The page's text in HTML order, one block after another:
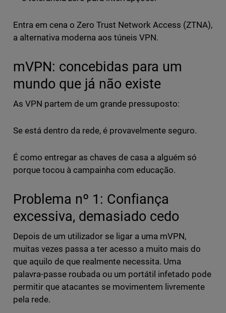
Entra em cena o Zero Trust Network Access (ZTNA),
a alternativa moderna aos túneis VPN.
mVPN: concebidas para um
mundo que já não existe
As VPN partem de um grande pressuposto:
Se está dentro da rede, é provavelmente seguro.
É como entregar as chaves de casa a alguém só
porque tocou à campainha com educação.
Problema nº 1: Confiança
excessiva, demasiado cedo
Depois de um utilizador se ligar a uma mVPN,
muitas vezes passa a ter acesso a muito mais do
que aquilo de que realmente necessita. Uma
palavra-passe roubada ou um portátil infetado pode
permitir que atacantes se movimentem livremente
pela rede.